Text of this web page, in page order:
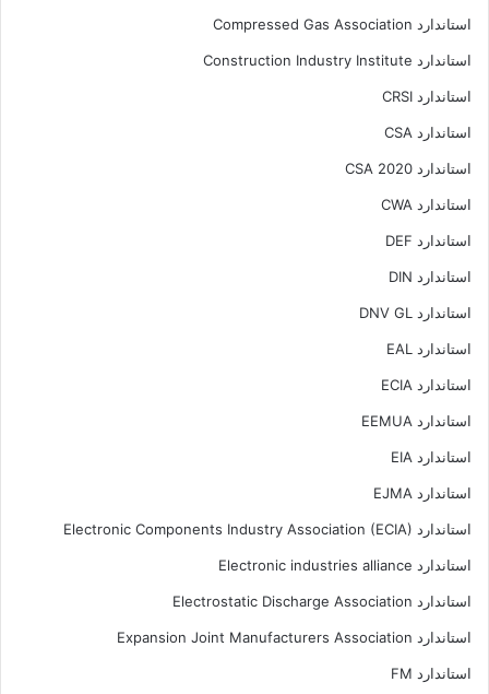
استاندارد Compressed Gas Association
استاندارد Construction Industry Institute
استاندارد CRSI
استاندارد CSA
استاندارد CSA 2020
استاندارد CWA
استاندارد DEF
استاندارد DIN
استاندارد DNV GL
استاندارد EAL
استاندارد ECIA
استاندارد EEMUA
استاندارد EIA
استاندارد EJMA
استاندارد Electronic Components Industry Association (ECIA)
استاندارد Electronic industries alliance
استاندارد Electrostatic Discharge Association
استاندارد Expansion Joint Manufacturers Association
استاندارد FM